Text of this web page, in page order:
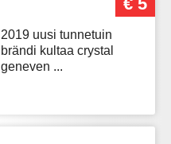
2019 uusi tunnetuin
brändi kultaa crystal
geneven ...